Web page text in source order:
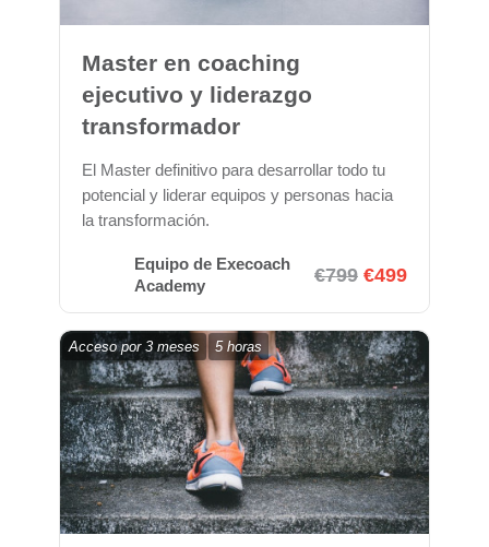
Master en coaching
ejecutivo y liderazgo
transformador
El Master definitivo para desarrollar todo tu
potencial y liderar equipos y personas hacia
la transformación.
Equipo de Execoach
Academy
€799 €499
Acceso por 3 meses 5 horas